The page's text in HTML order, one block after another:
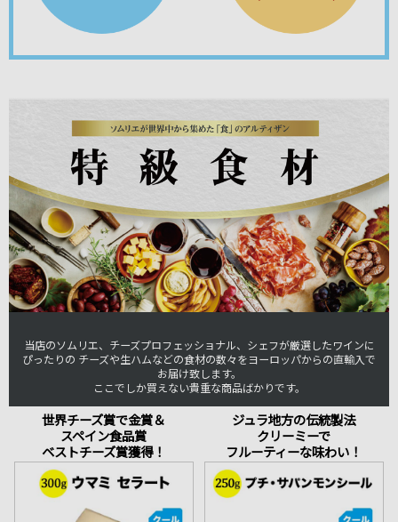
当店のソムリエ、チーズプロフェッショナル、シェフが厳選したワインに
ぴったりの チーズや生ハムなどの食材の数々をヨーロッパからの直輸入で
お届け致します。
ここでしか買えない貴重な商品ばかりです。
世界チーズ賞で金賞＆
スペイン食品賞
ベストチーズ賞獲得！
ジュラ地方の伝統製法
クリーミーで
フルーティーな味わい！